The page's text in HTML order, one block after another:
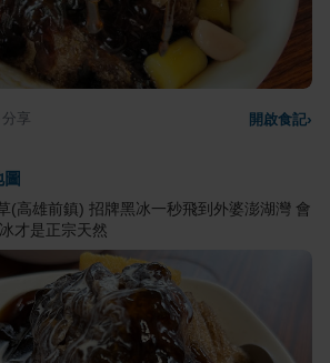
分享 開啟食記›
(高雄前鎮) 招牌黑冰一秒飛到外婆澎湖灣 會
才是正宗天然